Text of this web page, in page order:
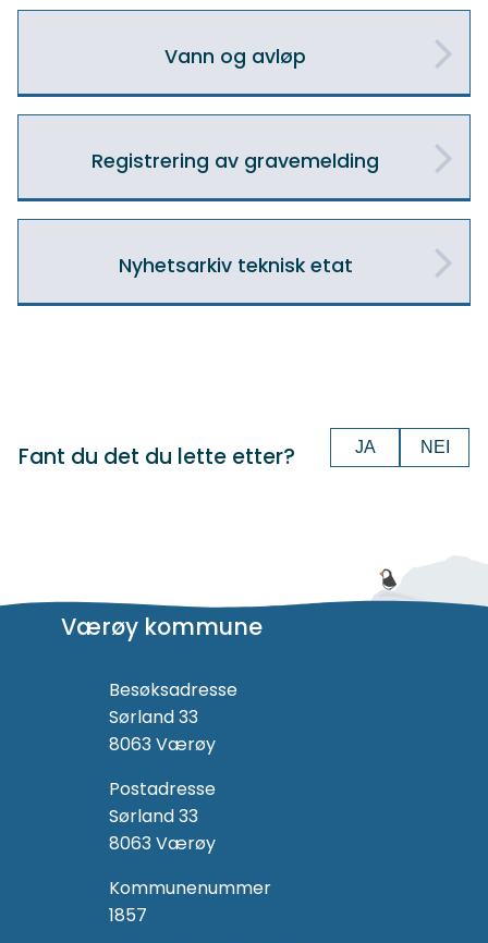
Vann og avløp
Registrering av gravemelding
Nyhetsarkiv teknisk etat
Fant du det du lette etter? JA NEI
Værøy kommune
Besøksadresse
Sørland 33
8063 Værøy
Postadresse
Sørland 33
8063 Værøy
Kommunenummer
1857